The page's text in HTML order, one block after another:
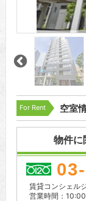
For Rent 空室
物件に
賃貸コンシェル
営業時間：